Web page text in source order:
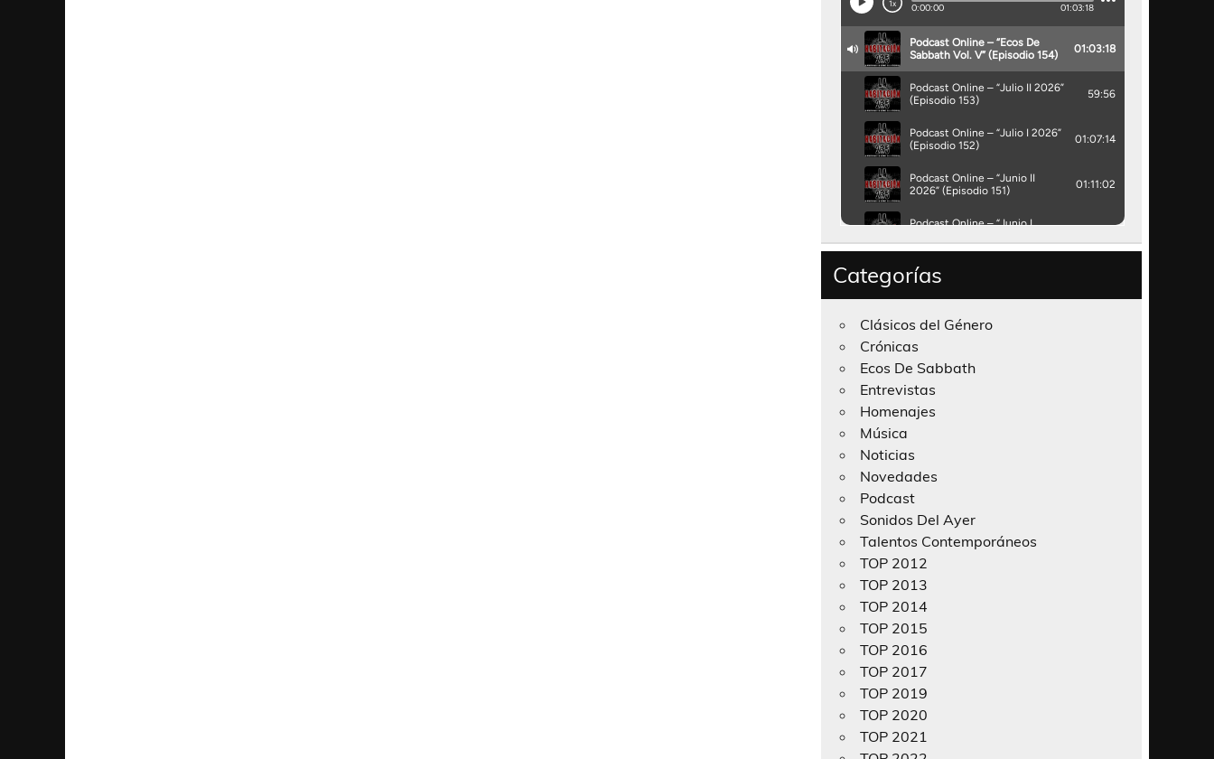
Categorías
Clásicos del Género
Crónicas
Ecos De Sabbath
Entrevistas
Homenajes
Música
Noticias
Novedades
Podcast
Sonidos Del Ayer
Talentos Contemporáneos
TOP 2012
TOP 2013
TOP 2014
TOP 2015
TOP 2016
TOP 2017
TOP 2019
TOP 2020
TOP 2021